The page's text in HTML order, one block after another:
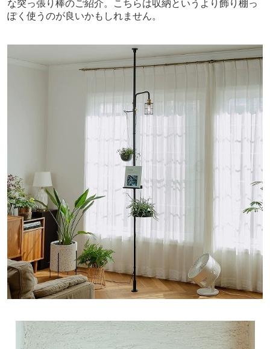
な突っ張り棒のご紹介。
こちらは収納というより飾り棚っ
ぽく使うのが良いかもしれません。